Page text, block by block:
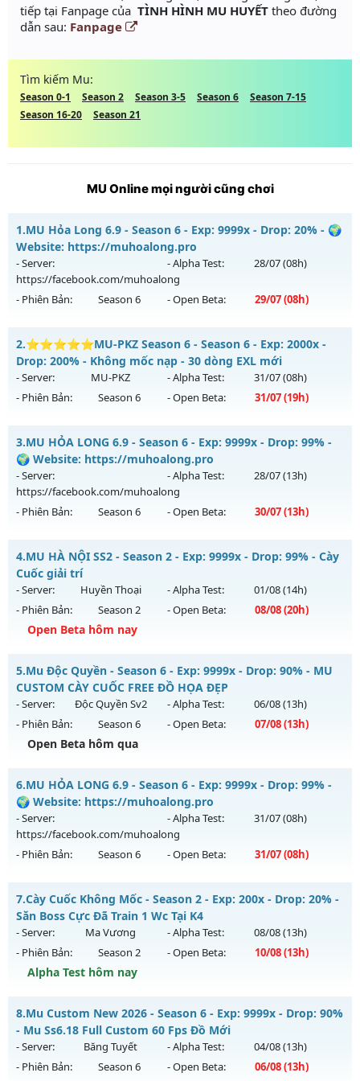
tiếp tại Fanpage của TÌNH HÌNH MU HUYẾT theo đường
dẫn sau: Fanpage
Tìm kiếm Mu:
Season 0-1 Season 2 Season 3-5 Season 6
Season 7-15
Season 16-20
Season 21
MU Online mọi người cũng chơi
1.MU Hỏa Long 6.9 - Season 6 - Exp: 9999x - Drop: 20% - 🌍
Website: https://muhoalong.pro
- Server:
https://facebook.com/muhoalong
- Alpha Test: 28/07(08h)
- Phiên Bản: Season 6 - Open Beta: 29/07(08h)
MU Hỏa Long 6.9 - 🌍 Website: https://muhoalong.pro
Mu mới ra tháng 07 2026 - Mở máy chủ
https://facebook.com/muhoalongvào 08h ngày
29/07/2626
Kiểu reset: Non Reset
Thể loại: Mu Nguyên bản Webzen
Antihack: XShield
2.⭐⭐⭐⭐⭐MU-PKZ Season 6 - Season 6 - Exp: 2000x -
Drop: 200% - Không mốc nạp - 30 dòng EXL mới
- Server: MU-PKZ - Alpha Test: 31/07(08h)
- Phiên Bản:
Season 6 - Open Beta: 31/07(19h)
⭐⭐⭐⭐⭐MU-PKZ Season 6 - Không mốc nạp - 30 dòng
EXL mới
Mu mới ra tháng 07 2026 - Mở máy chủ
MU-PKZvào 19h
ngày 31/07/2626
Exp: 2000x - Drop: 200%
Thể loại: Mu Nguyên bản Webzen
Antihack: SuperAnti
3.MU HỎA LONG 6.9 - Season 6 - Exp: 9999x - Drop: 99% -
🌍 Website: https://muhoalong.pro
- Server:
https://facebook.com/muhoalong
- Alpha Test: 28/07(13h)
- Phiên Bản: Season 6 - Open Beta: 30/07(13h)
MU HỎA LONG 6.9 - 🌍 Website: https://muhoalong.pro
Mu mới ra tháng 07 2026 - Mở máy chủ
https://facebook.com/muhoalongvào 13h ngày
30/07/2626
Exp: 9999x - Drop: 99%
Thể loại: Mu Nguyên bản Webzen
Antihack: Xshiel
4.MU HÀ NỘI SS2 - Season 2 - Exp: 9999x - Drop: 99% - Cày
Cuốc giải trí
- Server: Huyền Thoại - Alpha Test: 01/08(14h)
- Phiên Bản:
Season 2 - Open Beta: 08/08(20h)
Open Beta hôm nay
MU HÀ NỘI SS2 - Cày Cuốc giải trí
Mu mới ra tháng 08 2026 - Mở máy chủ
20h ngày 08/08/2626
Exp: 9999x - Drop: 99%
Kiểu reset: Reset In Game
Thể loại: Mu Nguyên bản Webzen
Antihack: ugk
5.Mu Độc Quyền - Season 6 - Exp: 9999x - Drop: 90% - MU
CUSTOM CÀY CUỐC FREE ĐỒ HỌA ĐẸP
- Server: Độc Quyền Sv2 - Alpha Test: 06/08(13h)
- Phiên Bản:
Season 6 - Open Beta: 07/08(13h)
Open Beta hôm qua
Mu Độc Quyền - MU CUSTOM CÀY CUỐC FREE ĐỒ HỌA ĐẸP
Mu mới ra tháng 08 2026 - Mở máy chủ
13h ngày 07/08/2626
Exp: 9999x - Drop: 90%
Antihack: SharkGaurd
6.MU HỎA LONG 6.9 - Season 6 - Exp: 9999x - Drop: 99% -
🌍 Website: https://muhoalong.pro
- Server:
https://facebook.com/muhoalong
- Alpha Test: 31/07(08h)
- Phiên Bản: Season 6 - Open Beta: 31/07(08h)
MU HỎA LONG 6.9 - 🌍 Website: https://muhoalong.pro
Mu mới ra tháng 07 2026 - Mở máy chủ
https://facebook.com/muhoalongvào 08h ngày
31/07/2626
Exp: 9999x - Drop: 99%
Thể loại: Mu Nguyên bản Webzen
Antihack: Xshiel
7.Cày Cuốc Không Mốc - Season 2 - Exp: 200x - Drop: 20% -
Săn Boss Cực Đã Train 1 Wc Tại K4
- Server: Ma Vương - Alpha Test: 08/08(13h)
- Phiên Bản:
Season 2 - Open Beta: 10/08(13h)
Alpha Test hôm nay
Mu mới ra tháng 08 2026 - Mở máy chủ
ngày 10/08/2626
Exp: 200x - Drop: 20%
8.Mu Custom New 2026 - Season 6 - Exp: 9999x - Drop: 90%
- Mu Ss6.18 Full Custom 60 Fps Đồ Mới
- Server: Băng Tuyết - Alpha Test: 04/08(13h)
- Phiên Bản:
Season 6 - Open Beta: 06/08(13h)